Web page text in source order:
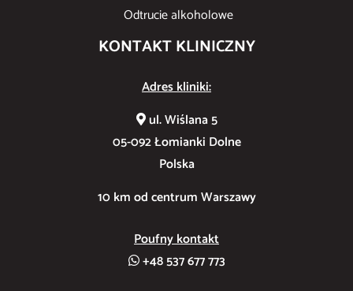
Odtrucie alkoholowe
KONTAKT KLINICZNY
Adres kliniki:
ul. Wiślana 5
05-092 Łomianki Dolne
Polska
10 km od centrum Warszawy
Poufny kontakt
+48 537 677 773